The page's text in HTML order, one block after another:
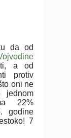
da od
a od
protiv
oni ne
22%
godine
7